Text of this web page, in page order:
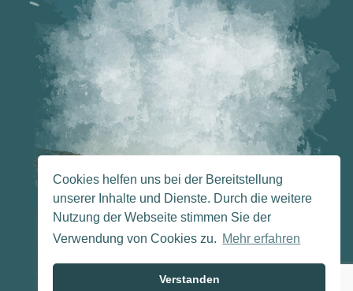
Cookies helfen uns bei der Bereitstellung
unserer Inhalte und Dienste. Durch die weitere
Nutzung der Webseite stimmen Sie der
Verwendung von Cookies zu. Mehr erfahren
Verstanden